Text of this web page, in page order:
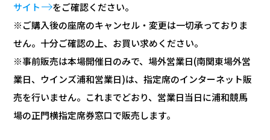
サイト
をご確認ください。
※ご購入後の座席のキャンセル・変更は一切承っておりま
せん。十分ご確認の上、お買い求めください。
※事前販売は本場開催日のみで、場外営業日(南関東場外営
業日、ウインズ浦和営業日)は、指定席のインターネット販
売を行いません。これまでどおり、営業日当日に浦和競馬
場の正門横指定席券窓口で販売します。